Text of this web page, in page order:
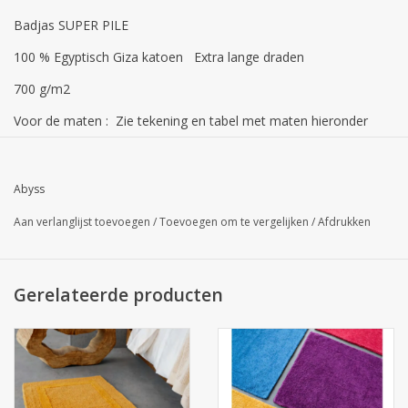
Badjas SUPER PILE
100 % Egyptisch Giza katoen Extra lange draden
700 g/m2
Voor de maten : Zie tekening en tabel met maten hieronder
Deze duurzame - Badjas in SUPER PILE - is zacht, pluche,
luxueus,
en is verkrijgbaar in 60 kleuren die coördineren met de Abyss
Super PILE handdoeken
Abyss
Aan verlanglijst toevoegen /Toevoegen om te vergelijken /Afdrukken
Gerelateerde producten